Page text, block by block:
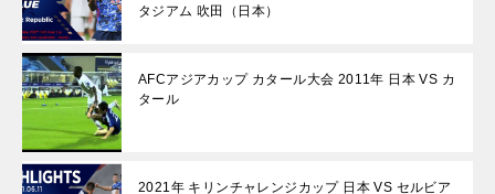
タジアム 吹田（日本）
AFCアジアカップ カタール大会 2011年 日本 VS カ
タール
2021年 キリンチャレンジカップ 日本 VS セルビア